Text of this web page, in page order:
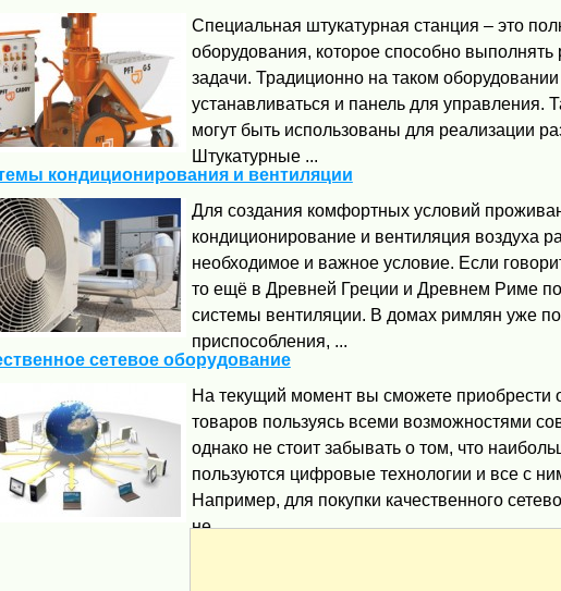
Специальная штукатурная станция – это
оборудования, которое способно выполнять
задачи. Традиционно на таком оборудовании
устанавливаться и панель для управления.
могут быть использованы для реализации
Штукатурные ...
кондиционирования и вентиляции
Для создания комфортных условий
кондиционирование и вентиляция воздуха
необходимое и важное условие. Если
то ещё в Древней Греции и Древнем Риме
системы вентиляции. В домах римлян уже
приспособления, ...
сетевое оборудование
На текущий момент вы сможете приобрести
товаров пользуясь всеми возможностями
однако не стоит забывать о том, что
пользуются цифровые технологии и все с
Например, для покупки качественного
не ...